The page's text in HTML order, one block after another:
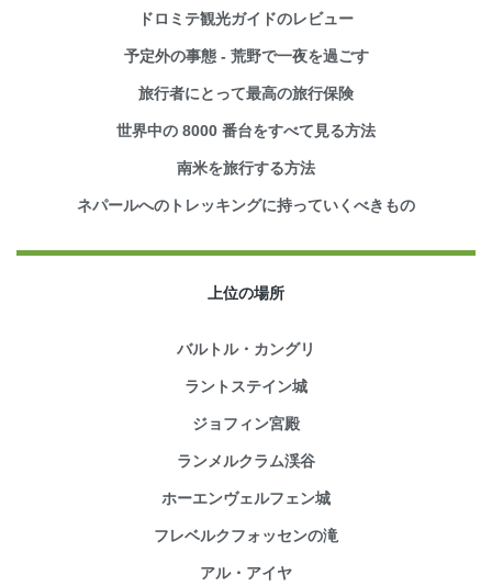
ドロミテ観光ガイドのレビュー
予定外の事態 - 荒野で一夜を過ごす
旅行者にとって最高の旅行保険
世界中の 8000 番台をすべて見る方法
南米を旅行する方法
ネパールへのトレッキングに持っていくべきもの
上位の場所
バルトル・カングリ
ラントステイン城
ジョフィン宮殿
ランメルクラム渓谷
ホーエンヴェルフェン城
フレベルクフォッセンの滝
アル・アイヤ